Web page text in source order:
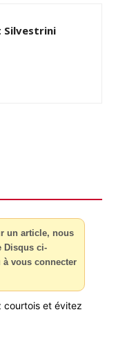
Silvestrini
un article, nous
Disqus ci-
vous connecter
courtois et évitez